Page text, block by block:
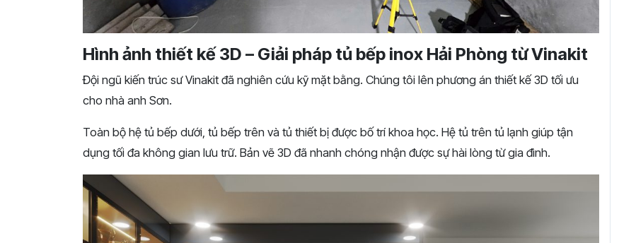
Hình ảnh thiết kế 3D – Giải pháp tủ bếp inox Hải Phòng từ Vinakit
Đội ngũ kiến trúc sư Vinakit đã nghiên cứu kỹ mặt bằng. Chúng tôi lên phương án thiết kế 3D tối ưu
cho nhà anh Sơn.
Toàn bộ hệ tủ bếp dưới, tủ bếp trên và tủ thiết bị được bố trí khoa học. Hệ tủ trên tủ lạnh giúp tận
dụng tối đa không gian lưu trữ. Bản vẽ 3D đã nhanh chóng nhận được sự hài lòng từ gia đình.